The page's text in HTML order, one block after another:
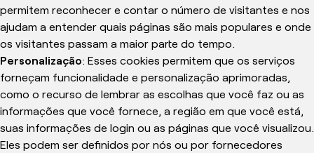
permitem reconhecer e contar o número de visitantes e nos
ajudam a entender quais páginas são mais populares e onde
os visitantes passam a maior parte do tempo.
Personalização: Esses cookies permitem que os serviços
forneçam funcionalidade e personalização aprimoradas,
como o recurso de lembrar as escolhas que você faz ou as
informações que você fornece, a região em que você está,
suas informações de login ou as páginas que você visualizou.
Eles podem ser definidos por nós ou por fornecedores